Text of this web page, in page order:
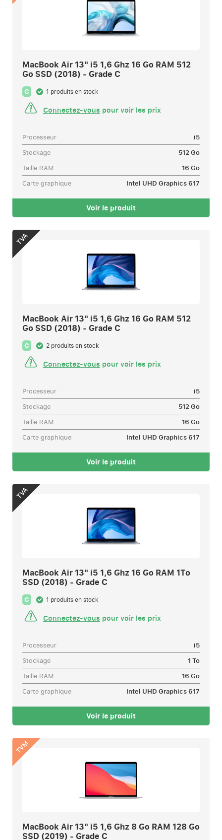
MacBook Air 13" i5 1,6 Ghz 16 Go RAM 512
Go SSD (2018) - Grade C
C 1 produits en stock
Connectez-vous pour voir les prix
Processeur
i5
Stockage
512 Go
Taille RAM
16 Go
Carte graphique
Intel UHD Graphics 617
Voir le produit
TVA
MacBook Air 13" i5 1,6 Ghz 16 Go RAM 512
Go SSD (2018) - Grade C
C 2 produits en stock
Connectez-vous pour voir les prix
Processeur
i5
Stockage
512 Go
Taille RAM
16 Go
Carte graphique
Intel UHD Graphics 617
Voir le produit
TVA
MacBook Air 13" i5 1,6 Ghz 16 Go RAM 1To
SSD (2018) - Grade C
C 1 produits en stock
Connectez-vous pour voir les prix
Processeur
i5
Stockage
1 To
Taille RAM
16 Go
Carte graphique
Intel UHD Graphics 617
Voir le produit
TVM
MacBook Air 13" i5 1,6 Ghz 8 Go RAM 128 Go
SSD (2019) - Grade C